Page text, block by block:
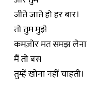
जीते जाते हो हर बार।
तो तुम मुझे
कमज़ोर मत समझ लेना
मैं तो बस
तुम्हें खोना नहीं चाहती।